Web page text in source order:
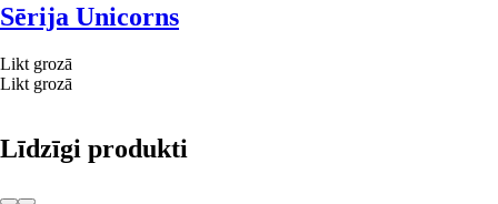
Sērija Unicorns
Likt grozā
Likt grozā
Līdzīgi produkti